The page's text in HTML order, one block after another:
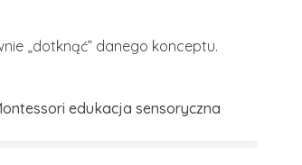
„dotknąć” danego konceptu.
edukacja sensoryczna